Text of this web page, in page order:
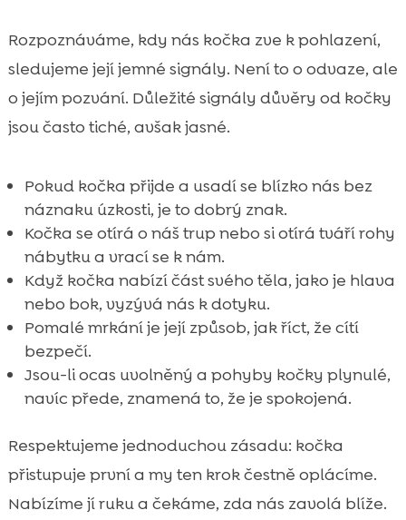
Rozpoznáváme, kdy nás kočka zve k pohlazení,
sledujeme její jemné signály. Není to o odvaze, ale
o jejím pozvání. Důležité signály důvěry od kočky
jsou často tiché, avšak jasné.
Pokud kočka přijde a usadí se blízko nás bez
náznaku úzkosti, je to dobrý znak.
Kočka se otírá o náš trup nebo si otírá tváří rohy
nábytku a vrací se k nám.
Když kočka nabízí část svého těla, jako je hlava
nebo bok, vyzývá nás k dotyku.
Pomalé mrkání je její způsob, jak říct, že cítí
bezpečí.
Jsou-li ocas uvolněný a pohyby kočky plynulé,
navíc přede, znamená to, že je spokojená.
Respektujeme jednoduchou zásadu: kočka
přistupuje první a my ten krok čestně oplácíme.
Nabízíme jí ruku a čekáme, zda nás zavolá blíže.